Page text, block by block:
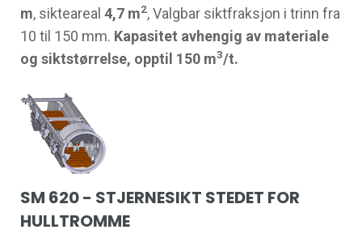
m, sikteareal 4,7 m2, Valgbar siktfraksjon i trinn fra
10 til 150 mm. Kapasitet avhengig av materiale
og siktstørrelse, opptil 150 m3/t.
SM 620 - STJERNESIKT STEDET FOR
HULLTROMME